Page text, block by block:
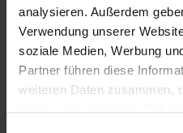
analysieren. Außerdem
Verwendung unserer
soziale Medien, Werbung
Partner führen diese
weiteren Daten zusammen,
haben oder die sie im